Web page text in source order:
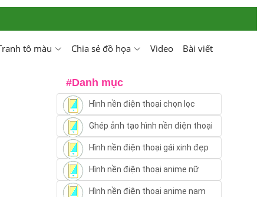
tô màu Chia sẻ đồ họa Video Bài viết
#Danh mục
Hình nền điện thoại chọn lọc
Ghép ảnh tạo hình nền điện thoại
Hình nền điện thoại gái xinh đẹp
Hình nền điện thoại anime nữ
Hình nền điện thoại anime nam